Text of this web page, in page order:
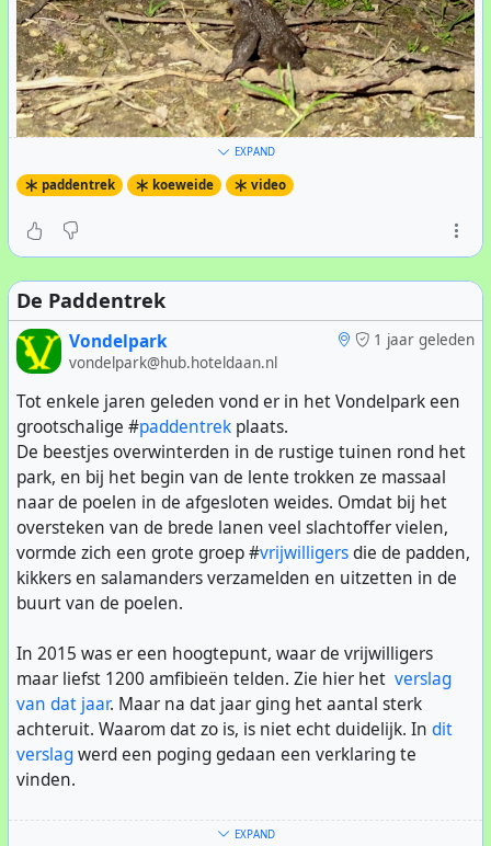
avond gedraaid. Ook een van de #
, VickyBee,
was bereid geïnterviewd te worden. Het enige probleem
was dat er de hele avond geen enkele pad of kikker
gezien was. De regisseur, Yoeri, stelde voor om een
andere avond terug te komen, maar ik begon al te
vermoeden dat we later ook niets zouden vinden.
Daarom ging ik op zoek naar opnames die ik jaren eerder
gemaakt had met mijn onderwater GoPro camera. De
beste opnames zette ik op een stick, en gaf ze aan de
video-monteur, Anne de Jong. Zij heeft op een prachtige
wijze de dierenclips tussen de interviews gemonteerd!
Een beetje nep, maar de video is wel op een heel mooie
manier gered!
EXPAND
paddentrek koeweide video
De Paddentrek
1 jaar geleden
Vondelpark
vondelpark@hub.hoteldaan.nl
Tot enkele jaren geleden vond er in het Vondelpark een
grootschalige #paddentrek plaats.
De beestjes overwinterden in de rustige tuinen rond het
park, en bij het begin van de lente trokken ze massaal
naar de poelen in de afgesloten weides. Omdat bij het
oversteken van de brede lanen veel slachtoffer vielen,
vormde zich een grote groep #vrijwilligersdie de padden,
kikkers en salamanders verzamelden en uitzetten in de
buurt van de poelen.
In 2015 was er een hoogtepunt, waar de vrijwilligers
maar liefst 1200 amfibieën telden. Zie hier het verslag
van dat jaar. Maar na dat jaar ging het aantal sterk
achteruit. Waarom dat zo is, is niet echt duidelijk. In dit
verslagwerd een poging gedaan een verklaring te
vinden.
Nog steeds krijgt de redactie van hetVondelpark.net veel
EXPAND